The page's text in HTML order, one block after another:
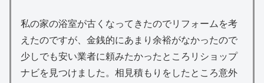
私の家の浴室が古くなってきたのでリフォームを考
えたのですが、金銭的にあまり余裕がなかったので
少しでも安い業者に頼みたかったところリショップ
ナビを見つけました。相見積もりをしたところ意外